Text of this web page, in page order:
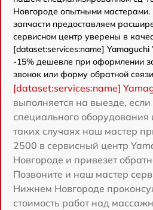
Новгороде опытными
запчасти предоставляем
сервисном центр уверены в
[dataset:services:name] Yamaguchi
-15% дешевле при оформлении
звонок или форму обратной
[dataset:services:name]
выполняется на выезде, если
специального
таких случаях наш мастер
2500 в сервисный центр
Новгороде и привезет
Позвоните и наш мастер
Нижнем Новгороде
стоимость работ над